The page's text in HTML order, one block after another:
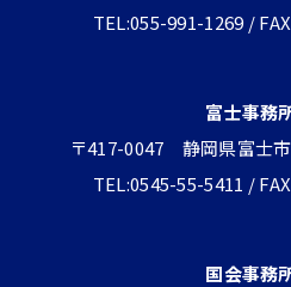
TEL:055-991-1269 /
富士事務
〒417-0047 静岡県富士
TEL:0545-55-5411 /
国会事務